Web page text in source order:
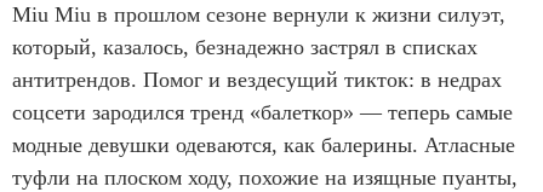
Miu Miu в прошлом сезоне вернули к жизни силуэт,
который, казалось, безнадежно застрял в списках
антитрендов. Помог и вездесущий тикток: в недрах
соцсети зародился тренд «балеткор» — теперь самые
модные девушки одеваются, как балерины. Атласные
туфли на плоском ходу, похожие на изящные пуанты,